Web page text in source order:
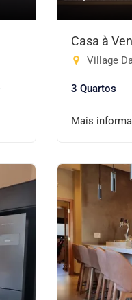
Casa à
Village
3 Quartos
Mais